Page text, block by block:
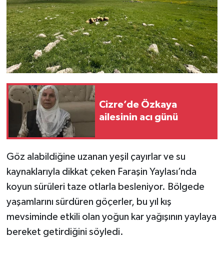
Cizre’de Özkaya
ailesinin acı günü
Göz alabildiğine uzanan yeşil çayırlar ve su
kaynaklarıyla dikkat çeken Faraşin Yaylası’nda
koyun sürüleri taze otlarla besleniyor. Bölgede
yaşamlarını sürdüren göçerler, bu yıl kış
mevsiminde etkili olan yoğun kar yağışının yaylaya
bereket getirdiğini söyledi.